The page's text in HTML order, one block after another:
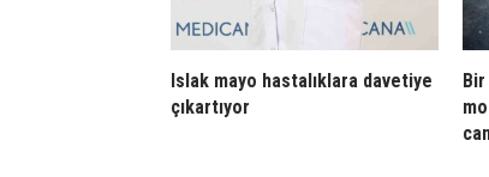
Islak mayo hastalıklara davetiye
çıkartıyor